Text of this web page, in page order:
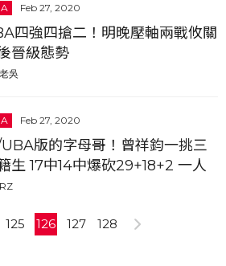
Feb 27, 2020
四強四搶二！明晚壓軸兩戰攸關
晉級態勢
老吳
Feb 27, 2020
版的字母哥！曾祥鈞一挑三
生 17中14中爆砍29+18+2 一人
帶球快攻+雙手爆扣...
RZ
125 126 127 128